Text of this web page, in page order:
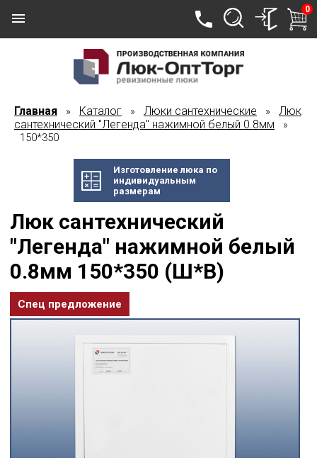
0
Главная » Каталог » Люки сантехнические » Люк
сантехнический "Легенда" нажимной белый 0.8мм »
150*350
Изготовление люка по
индивидуальным
размерам
Люк сантехнический
"Легенда" нажимной белый
0.8мм 150*350 (Ш*В)
Спец предложение